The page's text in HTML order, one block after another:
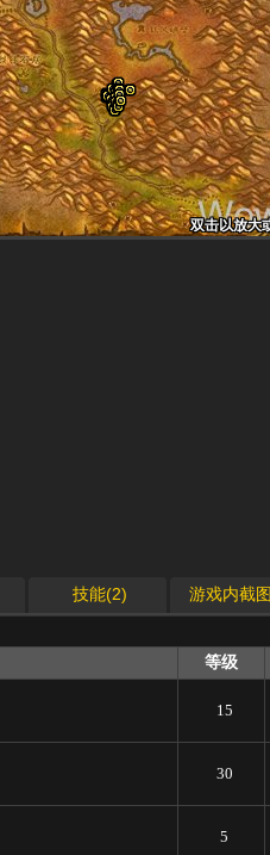
双击以放大
双击以放大
双击以放大
双击以放大
双击以放大
双击以放大
双击以放大
双击以放大
双击以放大
技能(2) 游戏内截
等级
15
30
5